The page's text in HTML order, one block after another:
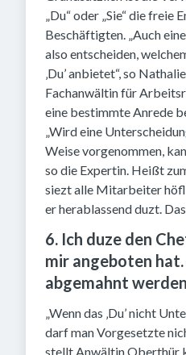
„Du“ oder „Sie“ die freie
Beschäftigten. „Auch
also entscheiden,
‚Du’ anbietet“, so
Fachanwältin für
eine bestimmte Anrede
„Wird eine
Weise vorgenommen,
so die Expertin. Heißt
siezt alle Mitarbeiter
er herablassend duzt.
6. Ich duze den
mir angeboten
abgemahnt
„Wenn das ‚Du’ nicht
darf man Vorgesetzte
stellt Anwältin Oberthür